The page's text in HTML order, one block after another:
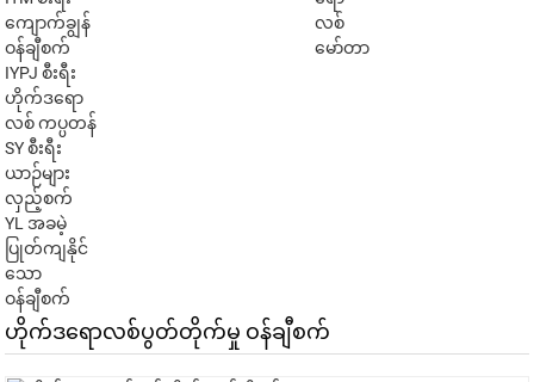
ကျောက်ချွန်
ဝန်ချီစက်
IYPJ စီးရီး
ဟိုက်ဒရော
လစ် ကပ္ပတန်
SY စီးရီး
ယာဉ်များ
လှည့်စက်
YL အခမဲ့
ပြုတ်ကျနိုင်
သော
ဝန်ချီစက်
လစ်
မော်တာ
ဟိုက်ဒရောလစ်ပွတ်တိုက်မှု ဝန်ချီစက်